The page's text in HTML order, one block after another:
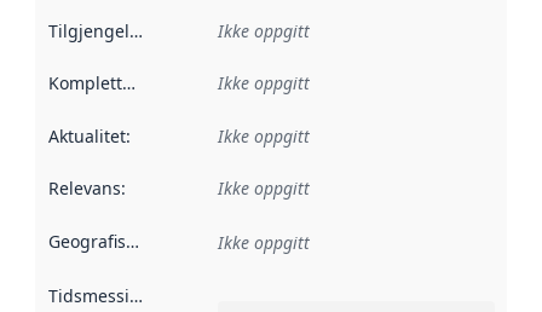
Tilgjengelighet Ikke oppgitt
Kompletthet Ikke oppgitt
Aktualitet: Ikke oppgitt
Relevans: Ikke oppgitt
Geografisk avgrensning :
Ikke oppgitt
Tidsmessig avgrensning